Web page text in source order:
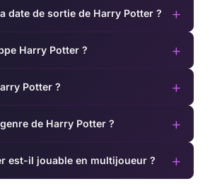
date de sortie de Harry Potter ? +
Harry Potter ? +
Potter ? +
de Harry Potter ? +
est-il jouable en multijoueur ? +